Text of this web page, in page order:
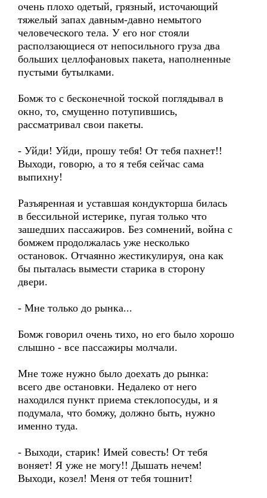
очень плохо одетый, грязный, источающий
тяжелый запах давным-давно немытого
человеческого тела. У его ног стояли
расползающиеся от непосильного груза два
больших целлофановых пакета, наполненные
пустыми бутылками.
Бомж то с бесконечной тоской поглядывал в
окно, то, смущенно потупившись,
рассматривал свои пакеты.
- Уйди! Уйди, прошу тебя! От тебя пахнет!!
Выходи, говорю, а то я тебя сейчас сама
выпихну!
Разъяренная и уставшая кондукторша билась
в бессильной истерике, пугая только что
зашедших пассажиров. Без сомнений, война с
бомжем продолжалась уже несколько
остановок. Отчаянно жестикулируя, она как
бы пыталась вымести старика в сторону
двери.
- Мне только до рынка...
Бомж говорил очень тихо, но его было хорошо
слышно - все пассажиры молчали.
Мне тоже нужно было доехать до рынка:
всего две остановки. Недалеко от него
находился пункт приема стеклопосуды, и я
подумала, что бомжу, должно быть, нужно
именно туда.
- Выходи, старик! Имей совесть! От тебя
воняет! Я уже не могу!! Дышать нечем!
Выходи, козел! Меня от тебя тошнит!